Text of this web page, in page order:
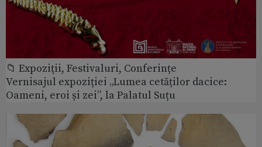
📁 Expoziţii, Festivaluri, Conferințe
Vernisajul expoziției „Lumea cetăților dacice:
Oameni, eroi și zei”, la Palatul Suțu